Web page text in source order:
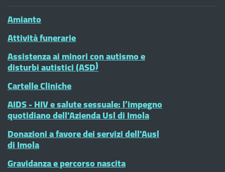
Amianto
Attività funerarie
Assistenza ai minori con autismo e
disturbi autistici (ASD)
Cartelle Cliniche
AIDS - HIV e salute sessuale: l’impegno
quotidiano dell'Azienda Usl di Imola
Donazioni a favore dei servizi dell'Ausl
di Imola
Gravidanza e percorso nascita